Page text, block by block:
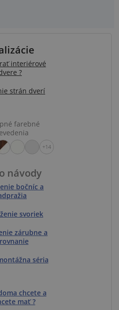
interiérové
?
strán dverí
farebné
+14
návody
bočníc a
svoriek
zárubne a
séria
chcete a
mať ?